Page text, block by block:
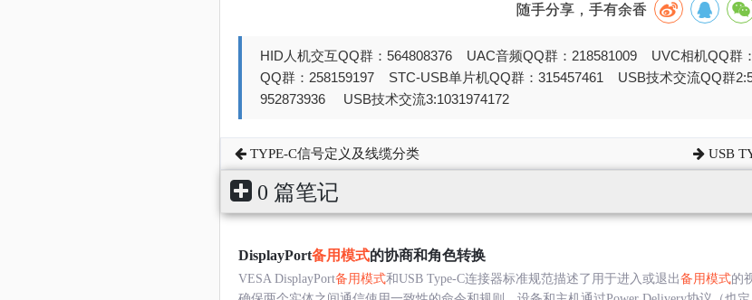
随手分享，手有余香
HID人机交互QQ群：564808376 UAC音频QQ群：218581009 UVC相机QQ群
QQ群：258159197 STC-USB单片机QQ群：315457461 USB技术交流QQ群
952873936 USB技术交流3:1031974172
TYPE-C信号定义及线缆分类 USB
0 篇笔记
DisplayPort备用模式的协商和角色转换
VESA DisplayPort备用模式和USB Type-C连接器标准规范描述了用于进入或退出备用模式的